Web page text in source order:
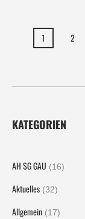
1 2
KATEGORIEN
AH SG GAU (16)
Aktuelles (32)
Allgemein (17)